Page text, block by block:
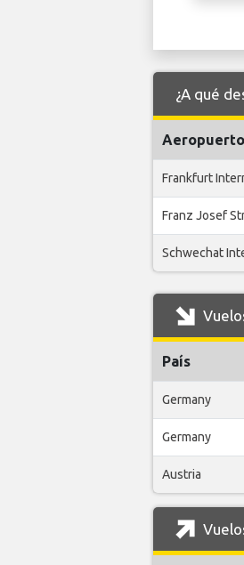
¿A qué
Aeropuerto
Frankfurt
Franz Josef
Schwechat
País
Germany
Germany
Austria